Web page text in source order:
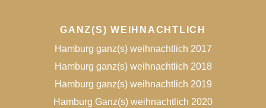
GANZ(S) WEIHNACHTLICH
Hamburg ganz(s) weihnachtlich 2017
Hamburg ganz(s) weihnachtlich 2018
Hamburg ganz(s) weihnachtlich 2019
Hamburg Ganz(s) weihnachtlich 2020